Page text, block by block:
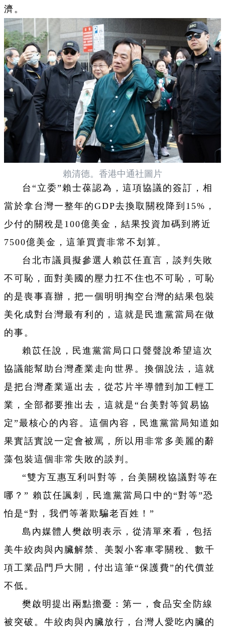
濟。
賴清德。香港中通社圖片
台“立委”賴士葆認為，這項協議的簽訂，相
當於拿台灣一整年的GDP去換取關稅降到15%，
少付的關稅是100億美金，結果投資加碼到將近
7500億美金，這筆買賣非常不划算。
台北市議員擬參選人賴苡任直言，談判失敗
不可恥，面對美國的壓力扛不住也不可恥，可恥
的是喪事喜辦，把一個明明掏空台灣的結果包裝
美化成對台灣最有利的，這就是民進黨當局在做
的事。
賴苡任說，民進黨當局口口聲聲說希望這次
協議能幫助台灣產業走向世界。換個說法，這就
是把台灣產業逼出去，從芯片半導體到加工輕工
業，全部都要推出去，這就是“台美對等貿易協
定”最核心的內容。這個內容，民進黨當局知道如
果實話實說一定會被罵，所以用非常多美麗的辭
藻包裝這個非常失敗的談判。
“雙方互惠互利叫對等，台美關稅協議對等在
哪？” 賴苡任諷刺，民進黨當局口中的“對等”恐
怕是“對，我們等著欺騙老百姓！”
島內媒體人樊啟明表示，從清單來看，包括
美牛絞肉與內臟解禁、美製小客車零關稅、數千
項工業品門戶大開，付出這筆“保護費”的代價並
不低。
樊啟明提出兩點擔憂：第一，食品安全防線
被突破。牛絞肉與內臟放行，台灣人愛吃內臟的